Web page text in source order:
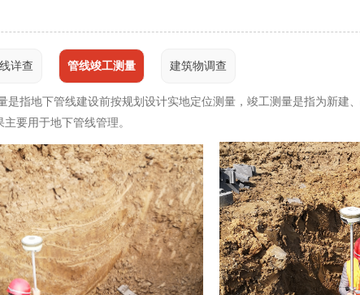
详查 管线竣工测量 建筑物调查
地下管线建设前按规划设计实地定位测量，竣工测量是指为新建
要用于地下管线管理。